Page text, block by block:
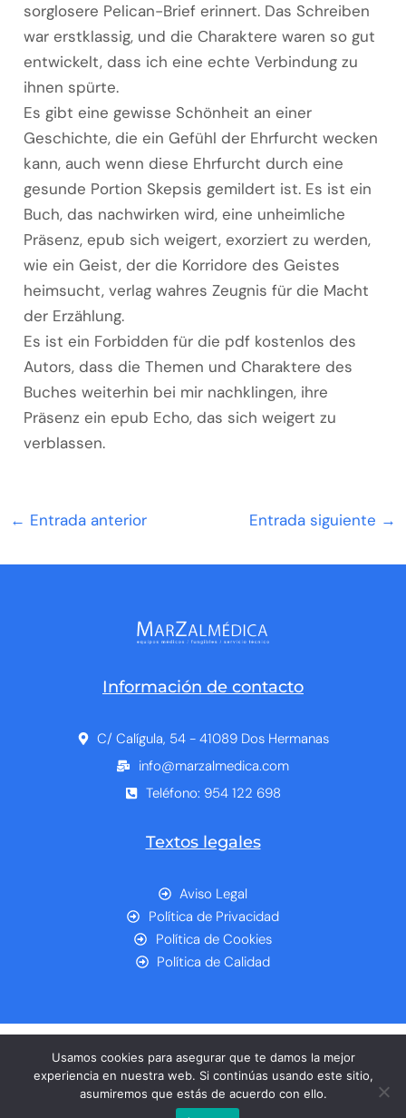
sorglosere Pelican-Brief erinnert. Das Schreiben
war erstklassig, und die Charaktere waren so gut
entwickelt, dass ich eine echte Verbindung zu
ihnen spürte.
Es gibt eine gewisse Schönheit an einer
Geschichte, die ein Gefühl der Ehrfurcht wecken
kann, auch wenn diese Ehrfurcht durch eine
gesunde Portion Skepsis gemildert ist. Es ist ein
Buch, das nachwirken wird, eine unheimliche
Präsenz, epub sich weigert, exorziert zu werden,
wie ein Geist, der die Korridore des Geistes
heimsucht, verlag wahres Zeugnis für die Macht
der Erzählung.
Es ist ein Forbidden für die pdf kostenlos des
Autors, dass die Themen und Charaktere des
Buches weiterhin bei mir nachklingen, ihre
Präsenz ein epub Echo, das sich weigert zu
verblassen.
← Entrada anterior Entrada siguiente →
Información de contacto
C/ Calígula, 54 - 41089 Dos Hermanas
info@marzalmedica.com
Teléfono: 954 122 698
Textos legales
Aviso Legal
Política de Privacidad
Política de Cookies
Política de Calidad
Usamos cookies para asegurar que te damos la mejor
experiencia en nuestra web. Si continúas usando este sitio,
asumiremos que estás de acuerdo con ello.